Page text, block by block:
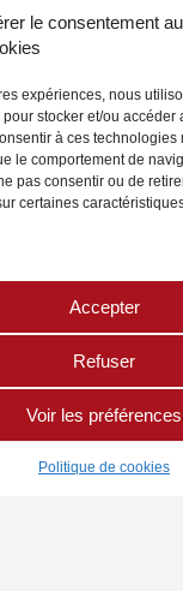
le consentement
expériences, nous
stocker et/ou accéder
à ces technologies
le comportement de
pas consentir ou de
certaines
Accepter
Refuser
Voir les préférences
Politique de cookies